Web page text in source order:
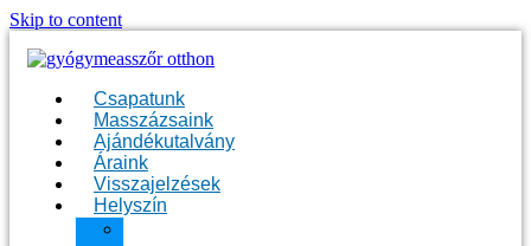
Skip to content
Csapatunk
Masszázsaink
Ajándékutalvány
Áraink
Visszajelzések
Helyszín